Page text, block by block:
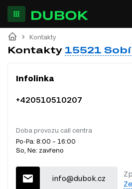
Kontakty
Kontakty 15521
Infolinka
+420510510207
Doba provozu call centra
Po-Pa: 8:00 – 16:00
So, Ne: zavřeno
info@dubok.cz